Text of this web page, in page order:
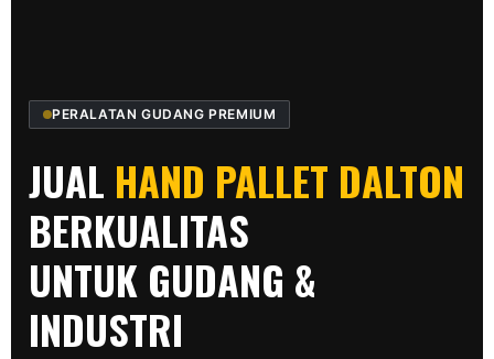
PERALATAN GUDANG PREMIUM
JUAL HAND PALLET DALTON
BERKUALITAS
UNTUK GUDANG &
INDUSTRI